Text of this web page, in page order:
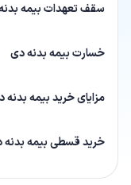
سقف تعهدات بیمه
خسارت بیمه بدنه دی
مزایای خرید بیمه بدنه
خرید قسطی بیمه بدنه